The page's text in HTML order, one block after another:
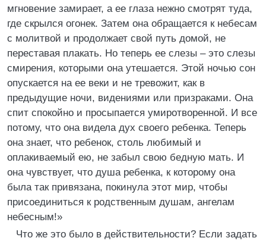
мгновение замирает, а ее глаза нежно смотрят туда,
где скрылся огонек. Затем она обращается к небесам
с молитвой и продолжает свой путь домой, не
переставая плакать. Но теперь ее слезы – это слезы
смирения, которыми она утешается. Этой ночью сон
опускается на ее веки и не тревожит, как в
предыдущие ночи, видениями или призраками. Она
спит спокойно и просыпается умиротворенной. И все
потому, что она видела дух своего ребенка. Теперь
она знает, что ребенок, столь любимый и
оплакиваемый ею, не забыл свою бедную мать. И
она чувствует, что душа ребенка, к которому она
была так привязана, покинула этот мир, чтобы
присоединиться к родственным душам, ангелам
небесным!»
Что же это было в действительности? Если задать